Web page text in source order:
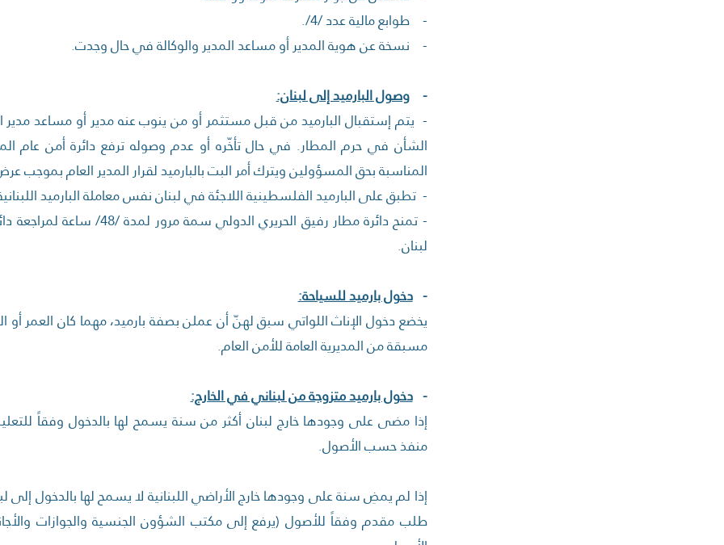
- طوابع مالية عدد /4/.
- نسخة عن هوية المدير أو مساعد المدير والوكالة في حال وجدت.
-وصول البارميد إلى لبنان:
- يتم إستقبال البارميد من قبل مستثمر أو من ينوب عنه مدير أو مساعد
الشأن في حرم المطار. في حال تأخّره أو عدم وصوله ترفع دائرة أمن عام المطار
المناسبة بحق المسؤولين ويترك أمر البت بالبارميد لقرار المدير العام بموجب
- تطبق على البارميد الفلسطينية اللاجئة في لبنان نفس معاملة البارميد
- تمنح دائرة مطار رفيق
لبنان.
-دخول بارميد للسياحة:
يخضع دخول الإناث اللواتي سبق لهنّ أن عملن بصفة بارميد، مهما كان العمر أو
مسبقة من المديرية العامة للأمن العام.
-دخول بارميد متزوجة من لبناني في الخارج:
إذا مضى على وجودها خارج لبنان أكثر من سنة يسمح لها بالدخول وفقاً
منفذ حسب الأصول.
إذا لم يمضِ سنة على وجودها خارج الأراضي اللبنانية لا يسمح لها بالدخول إلى
طلب مقدم وفقاً للأصول (يرفع إلى مكتب الشؤون الجنسية والجوازات